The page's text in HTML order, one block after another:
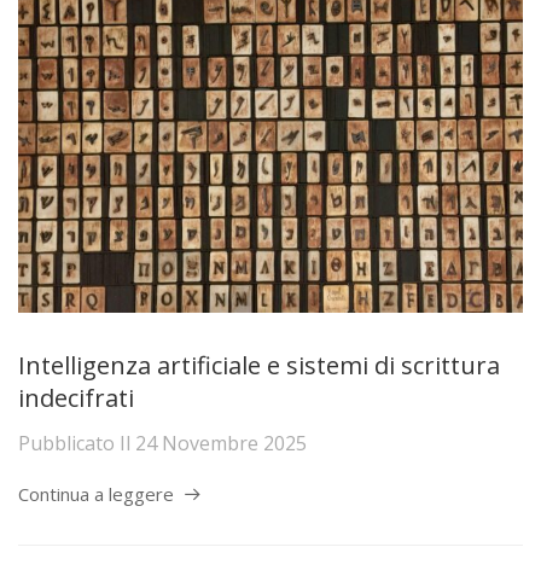
Intelligenza artificiale e sistemi di scrittura
indecifrati
Pubblicato Il 24 Novembre 2025
Continua a leggere